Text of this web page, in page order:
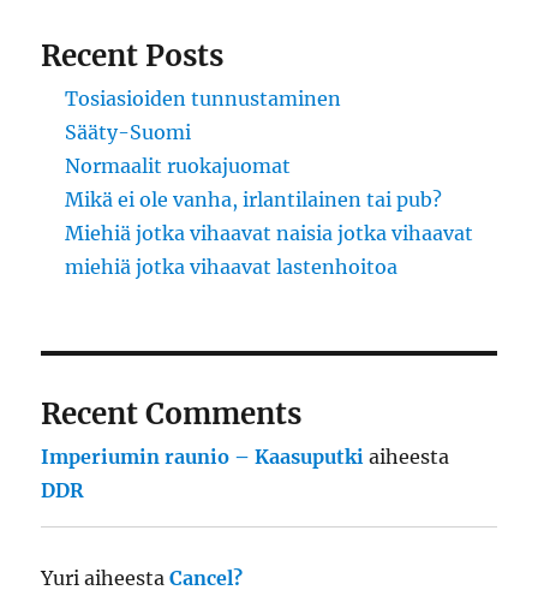
Recent Posts
Tosiasioiden tunnustaminen
Sääty-Suomi
Normaalit ruokajuomat
Mikä ei ole vanha, irlantilainen tai pub?
Miehiä jotka vihaavat naisia jotka vihaavat
miehiä jotka vihaavat lastenhoitoa
Recent Comments
Imperiumin raunio – Kaasuputki aiheesta
DDR
Yuri aiheestaCancel?